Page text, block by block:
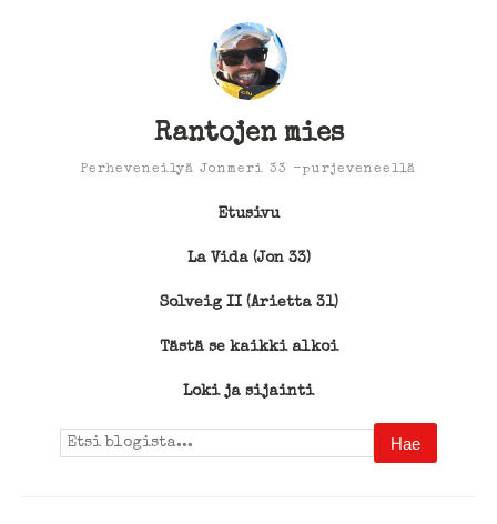
Rantojen mies
Perheveneilyä Jonmeri 33 -purjeveneellä
Etusivu
La Vida (Jon 33)
Solveig II (Arietta 31)
Tästä se kaikki alkoi
Loki ja sijainti
Search
for: